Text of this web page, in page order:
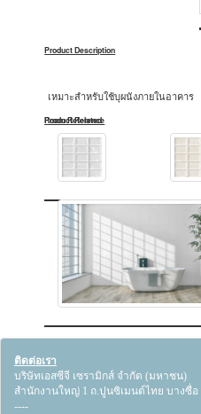
Product Description
เหมาะสำหรับใช้บุผนังภายในอาคาร
Product Related
Room Reference
ติดต่อเรา
บริษัทเอสซีจี เซรามิกส์ จำกัด (มหาชน)
สำนักงานใหญ่ 1 ถ.ปูนซิเมนต์ไทย บางซื่อ
----